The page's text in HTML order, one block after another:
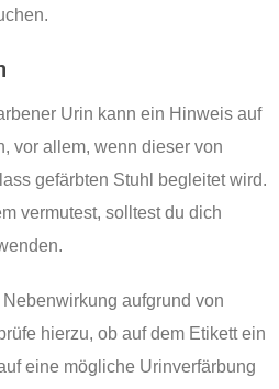
Urin kann ein Hinweis auf
vor allem, wenn dieser von
gefärbten Stuhl begleitet wird.
vermutest, solltest du dich
aufgrund von
hierzu, ob auf dem Etikett ein
eine mögliche Urinverfärbung